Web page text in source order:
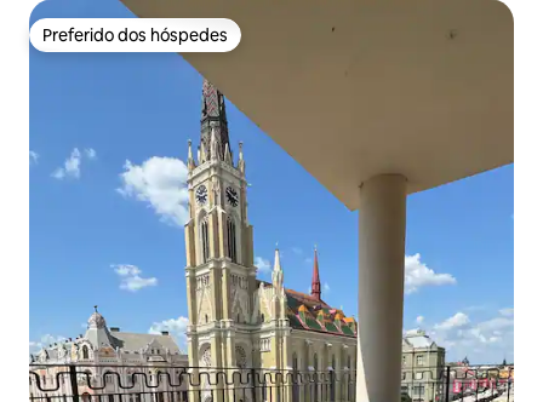
Preferido dos hóspedes
Preferido dos hóspedes